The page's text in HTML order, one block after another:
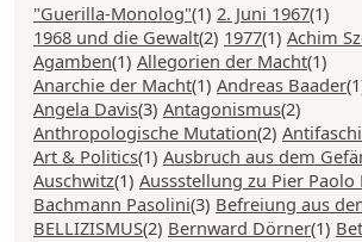
"Guerilla-Monolog"(1) 2. Juni 1967(1)
1968 und die Gewalt(2) 1977(1) Achim
Agamben(1) Allegorien der Macht(1)
Anarchie der Macht(1) Andreas Baader
Angela Davis(3) Antagonismus(2)
Anthropologische Mutation(2)
Art & Politics(1) Ausbruch aus dem
Auschwitz(1) Aussstellung zu Pier Paolo
Bachmann Pasolini(3) Befreiung aus
BELLIZISMUS(2) Bernward Dörner(1)